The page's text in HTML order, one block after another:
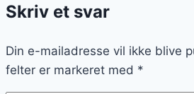
løg
frokost
Skriv et svar
Din e-mailadresse vil ikke blive
felter er markeret med *